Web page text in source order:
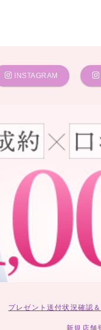
INSTAGRAM
プレゼント送付状況確認
新規店舗